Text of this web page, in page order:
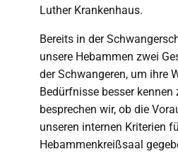
Luther Krankenhaus.
Bereits in der
unsere Hebammen zwei
der Schwangeren, um ihre
Bedürfnisse besser kennen
besprechen wir, ob die
unseren internen Kriterien
Hebammenkreißsaal